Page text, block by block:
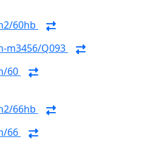
60hb
m3456/Q093
60
66hb
66